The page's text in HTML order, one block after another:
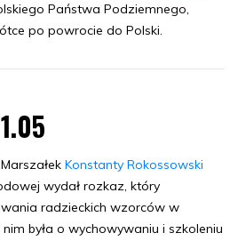
Państwa Podziemnego,
po powrocie do Polski.
1.05
MarszałekKonstanty Rokossowski
wydał rozkaz, który
radzieckich wzorców w
była o wychowywaniu i szkoleniu